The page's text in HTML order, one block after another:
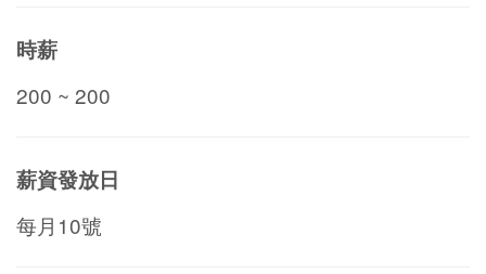
時薪
200 ~ 200
薪資發放日
每月10號